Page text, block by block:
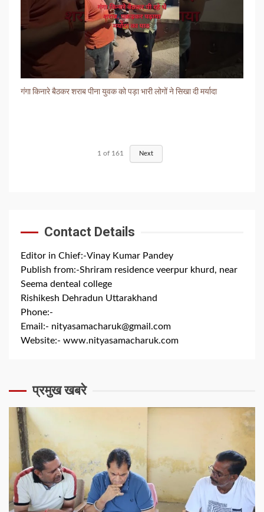
गंगा किनारे बैठकर शराब पीना युवक को पड़ा भारी लोगों ने सिखा दी मर्यादा
1 of 161 Next
Contact Details
Editor in Chief:-Vinay Kumar Pandey
Publish from:-Shriram residence veerpur khurd, near
Seema denteal college
Rishikesh Dehradun Uttarakhand
Phone:-
Email:- nityasamacharuk@gmail.com
Website:- www.nityasamacharuk.com
प्रमुख खबरे